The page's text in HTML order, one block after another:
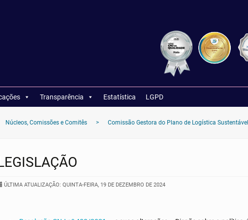
Transparência Estatística LGPD
Núcleos, Comissões e Comitês > Comissão Gestora do Plano de Logística Sustentável
ÚLTIMA ATUALIZAÇÃO: QUINTA-FEIRA, 19 DE DEZEMBRO DE 2024